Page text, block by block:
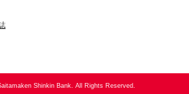
Shinkin Bank. All Rights Reserved.